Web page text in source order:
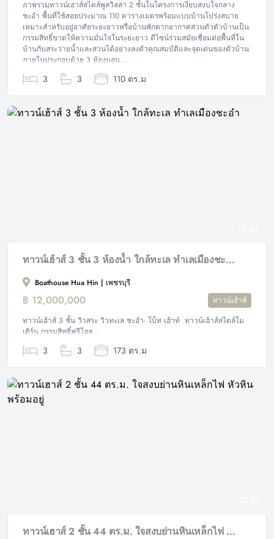
ภาพรวมทาวน์เฮาส์สไตล์พูลวิลล่า 2 ชั้นในโครงการเงียบสงบใจกลาง
ชะอำ พื้นที่ใช้สอยประมาณ 110 ตารางเมตรพร้อมแบบบ้านโปร่งสบาย
เหมาะสำหรับอยู่อาศัยระยะยาวหรือบ้านพักตากอากาศส่วนตัวตัวบ้านเป็น
กรรมสิทธิ์ขาดให้ความมั่นใจในระยะยาว ดีไซน์ร่วมสมัยเชื่อมต่อพื้นที่ใน
บ้านกับสระว่ายน้ำและสวนได้อย่างลงตัวคุณสมบัติและจุดเด่นของตัวบ้าน
ภายในประกอบด้วย 3 ห้องนอน...
3 3 110 ตร.ม
ทาวน์เฮ้าส์ 3 ชั้น 3 ห้องน้ำ ใกล้ทะเล ทำเลเมืองชะอำ
Boathouse Hua Hin | เพชรบุรี
฿ 12,000,000
ทาวน์เฮ้าส์
ทาวน์เฮ้าส์ 3 ชั้น วิวสระ วิวทะเล ชะอำ- โบ็ท เฮ้าท์ ทาวน์เฮ้าส์สไตล์โม
เดิร์น กรรมสิทธิ์ฟรีโฮล...
3 3 173 ตร.ม
ทาวน์เฮาส์ 2 ชั้น 44 ตร.ม. ใจสงบย่านหินเหล็กไฟ หัวหิน พร้อมอยู่